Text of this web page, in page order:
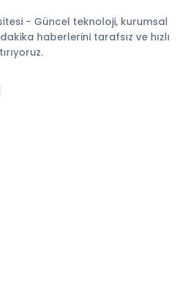
- Güncel teknoloji, kurumsal
haberlerini tarafsız ve hızlı